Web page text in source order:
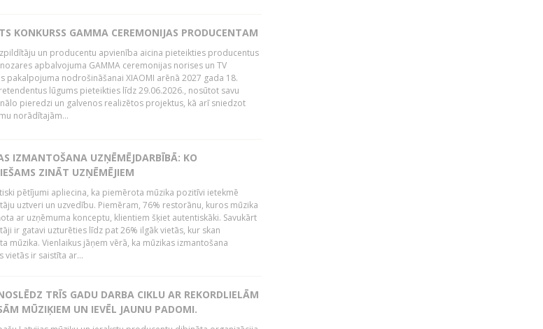
KONKURSS GAMMA CEREMONIJAS PRODUCENTAM
un producentu apvienība aicina pieteikties producentus
apbalvojuma GAMMA ceremonijas norises un TV
pakalpojuma nodrošināšanai XIAOMI arēnā 2027 gada 18.
lūgums pieteikties līdz 29.06.2026., nosūtot savu
pieredzi un galvenos realizētos projektus, kā arī sniedzot
norādītajām...
IZMANTOŠANA UZŅĒMĒJDARBĪBĀ: KO
ZINĀT UZŅĒMĒJIEM
pētījumi apliecina, ka piemērota mūzika pozitīvi ietekmē
uztveri un uzvedību. Piemēram, 76% restorānu, kuros mūzika
ar uzņēmuma konceptu, klientiem šķiet autentiskāki. Savukārt
ir gatavi uzturēties līdz pat 26% ilgāk vietās, kur skan
mūzika. Vienlaikus jāņem vērā, ka mūzikas izmantošana
vietās ir saistīta ar...
TRĪS GADU DARBA CIKLU AR REKORDLIELĀM
MŪZIĶIEM UN IEVĒL JAUNU PADOMI.